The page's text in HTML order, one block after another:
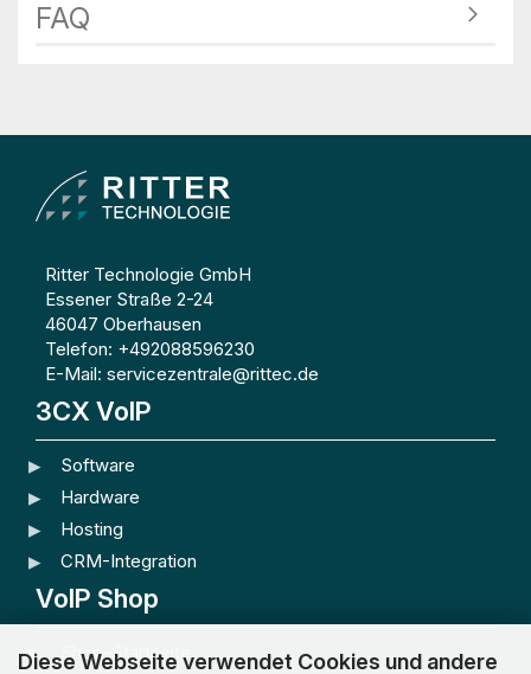
Diese Webseite verwendet Cookies und andere
FAQ
Ritter Technologie GmbH
Essener Straße 2-24
46047 Oberhausen
Telefon: +492088596230
E-Mail: servicezentrale@rittec.de
3CX VoIP
Software
Hardware
Hosting
CRM-Integration
VoIP Shop
Shop-Startseite